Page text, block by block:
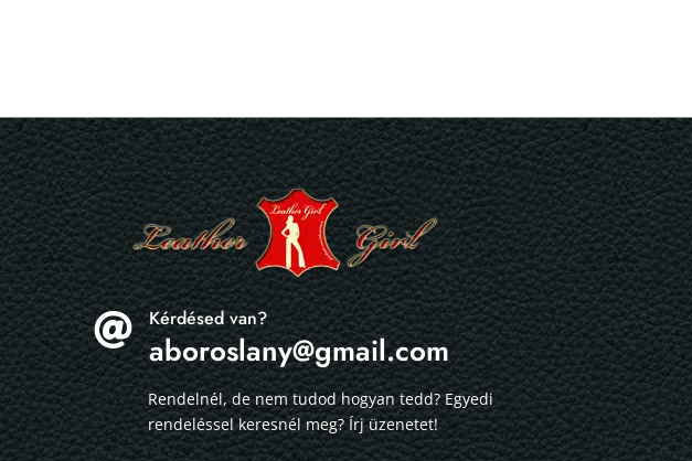
 Kérdésed van?
aboroslany@gmail.com
Rendelnél, de nem tudod hogyan tedd? Egyedi
rendeléssel keresnél meg? Írj üzenetet!